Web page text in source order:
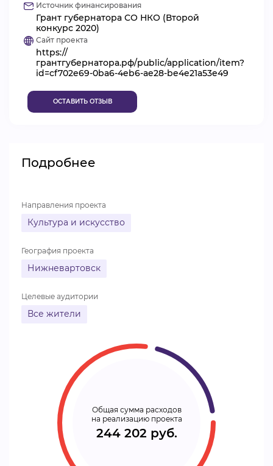
АНАЛИТИКА
БАЗА ЗНАНИЙ
ВИДЕОКУРСЫ
Источник финансирования
Грант губернатора СО НКО (Второй
конкурс 2020)
Сайт проекта
https://
грантгубернатора.рф/public/application/item?
id=cf702e69-0ba6-4eb6-ae28-be4e21a53e49
ОСТАВИТЬ ОТЗЫВ
Подробнее
Направления проекта
Культура и искусство
География проекта
Нижневартовск
Целевые аудитории
Все жители
Общая сумма расходов
на реализацию проекта
244 202 руб.